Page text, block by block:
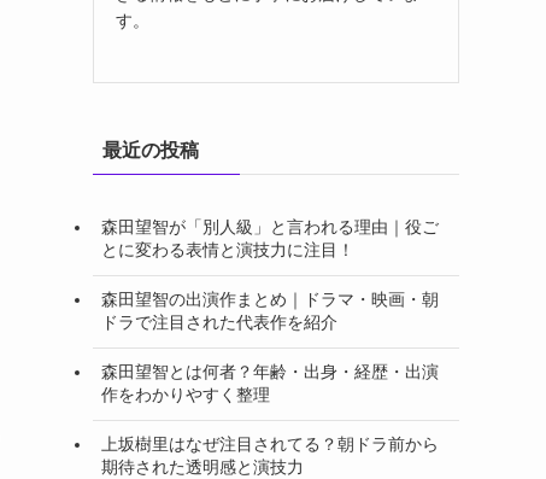
す。
最近の投稿
森田望智が「別人級」と言われる理由｜役ご
とに変わる表情と演技力に注目！
森田望智の出演作まとめ｜ドラマ・映画・朝
ドラで注目された代表作を紹介
森田望智とは何者？年齢・出身・経歴・出演
作をわかりやすく整理
上坂樹里はなぜ注目されてる？朝ドラ前から
期待された透明感と演技力